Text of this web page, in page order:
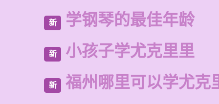
新 学钢琴的最佳年龄
新 小孩子学尤克里里
新 福州哪里可以学尤克